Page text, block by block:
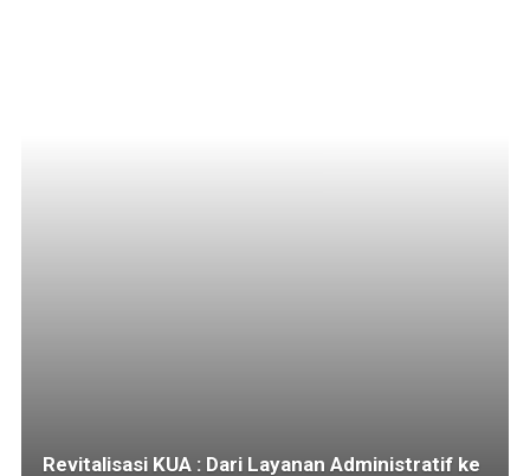
Revitalisasi KUA : Dari Layanan Administratif ke